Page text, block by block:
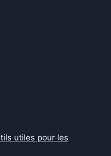
utiles pour les